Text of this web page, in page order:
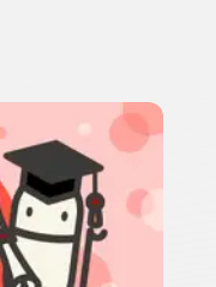
人或關鍵字